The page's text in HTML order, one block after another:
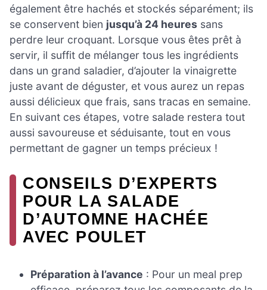
également être hachés et stockés séparément; ils
se conservent bien jusqu’à 24 heures sans
perdre leur croquant. Lorsque vous êtes prêt à
servir, il suffit de mélanger tous les ingrédients
dans un grand saladier, d’ajouter la vinaigrette
juste avant de déguster, et vous aurez un repas
aussi délicieux que frais, sans tracas en semaine.
En suivant ces étapes, votre salade restera tout
aussi savoureuse et séduisante, tout en vous
permettant de gagner un temps précieux !
CONSEILS D’EXPERTS
POUR LA SALADE
D’AUTOMNE HACHÉE
AVEC POULET
Préparation à l’avance : Pour un meal prep